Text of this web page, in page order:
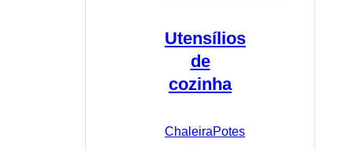
Utensílios
de
cozinha
ChaleiraPotes